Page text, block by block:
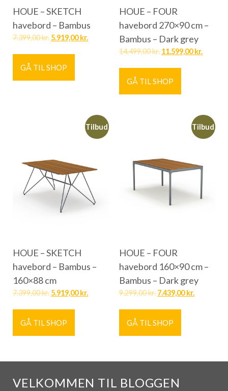
HOUE – SKETCH
havebord – Bambus
7.399,00kr. 5.919,00kr.
GÅ TIL SHOP
HOUE – FOUR
havebord 270×90 cm –
Bambus – Dark grey
14.499,00kr. 11.599,00kr.
GÅ TIL SHOP
Tilbud
HOUE – SKETCH
havebord – Bambus –
160×88 cm
7.399,00kr. 5.919,00kr.
GÅ TIL SHOP
Tilbud
HOUE – FOUR
havebord 160×90 cm –
Bambus – Dark grey
9.299,00kr. 7.439,00kr.
GÅ TIL SHOP
VELKOMMEN TIL BLOGGEN